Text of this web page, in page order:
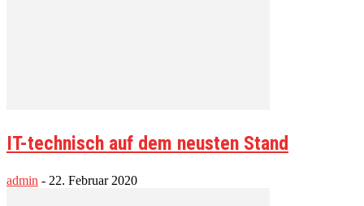
IT-technisch auf dem neusten Stand
admin - 22. Februar 2020